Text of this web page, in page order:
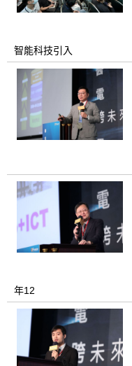
智能科技引入
年12